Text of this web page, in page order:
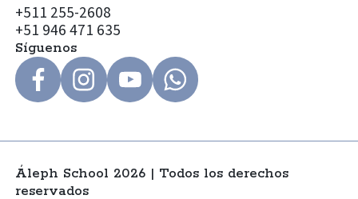
+511 255-2608
+51 946 471 635
Síguenos
Áleph School 2026 | Todos los derechos
reservados